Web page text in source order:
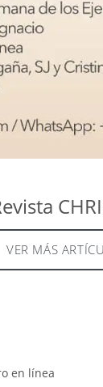
VER MÁS
en línea